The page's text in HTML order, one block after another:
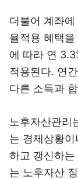
더불어 계좌
율적용 혜택
에 따라 연
적용된다. 연
다른 소득과
노후자산관리
는 경제상황
하고 갱신하
는 노후자산